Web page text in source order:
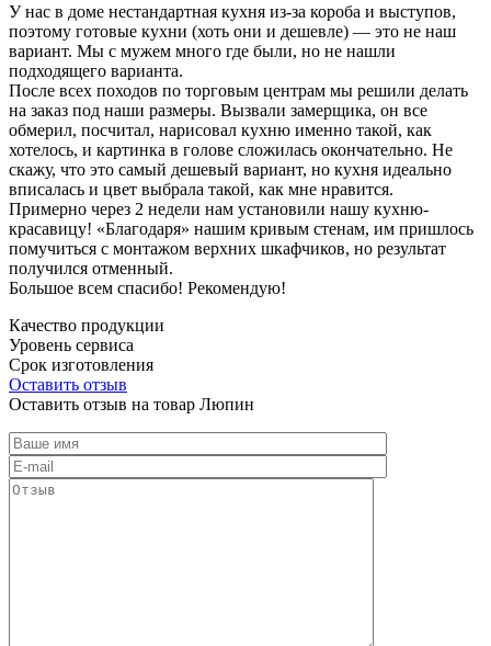
У нас в доме нестандартная кухня из-за короба и выступов,
поэтому готовые кухни (хоть они и дешевле) — это не наш
вариант. Мы с мужем много где были, но не нашли
подходящего варианта.
После всех походов по торговым центрам мы решили делать
на заказ под наши размеры. Вызвали замерщика, он все
обмерил, посчитал, нарисовал кухню именно такой, как
хотелось, и картинка в голове сложилась окончательно. Не
скажу, что это самый дешевый вариант, но кухня идеально
вписалась и цвет выбрала такой, как мне нравится.
Примерно через 2 недели нам установили нашу кухню-
красавицу! «Благодаря» нашим кривым стенам, им пришлось
помучиться с монтажом верхних шкафчиков, но результат
получился отменный.
Большое всем спасибо! Рекомендую!
Качество продукции
Уровень сервиса
Срок изготовления
Оставить отзыв
Оставить отзыв на товар Люпин